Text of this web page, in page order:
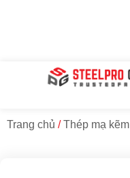
Trang chủ /Thép mạ kẽm